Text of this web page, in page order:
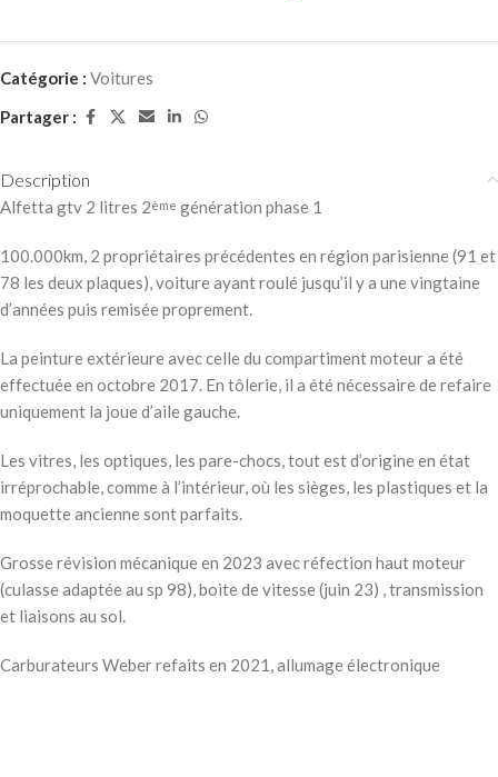
Catégorie : Voitures
Partager :
Description
Alfetta gtv 2 litres 2ème génération phase 1
100.000km, 2 propriétaires précédentes en région parisienne (91 et
78 les deux plaques), voiture ayant roulé jusqu’il y a une vingtaine
d’années puis remisée proprement.
La peinture extérieure avec celle du compartiment moteur a été
effectuée en octobre 2017. En tôlerie, il a été nécessaire de refaire
uniquement la joue d’aile gauche.
Les vitres, les optiques, les pare-chocs, tout est d’origine en état
irréprochable, comme à l’intérieur, où les sièges, les plastiques et la
moquette ancienne sont parfaits.
Grosse révision mécanique en 2023 avec réfection haut moteur
(culasse adaptée au sp 98), boite de vitesse (juin 23) , transmission
et liaisons au sol.
Carburateurs Weber refaits en 2021, allumage électronique